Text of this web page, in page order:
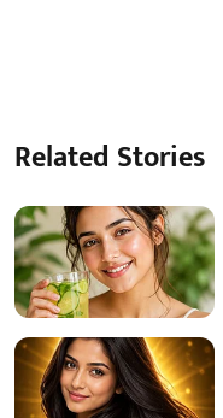
Related Stories